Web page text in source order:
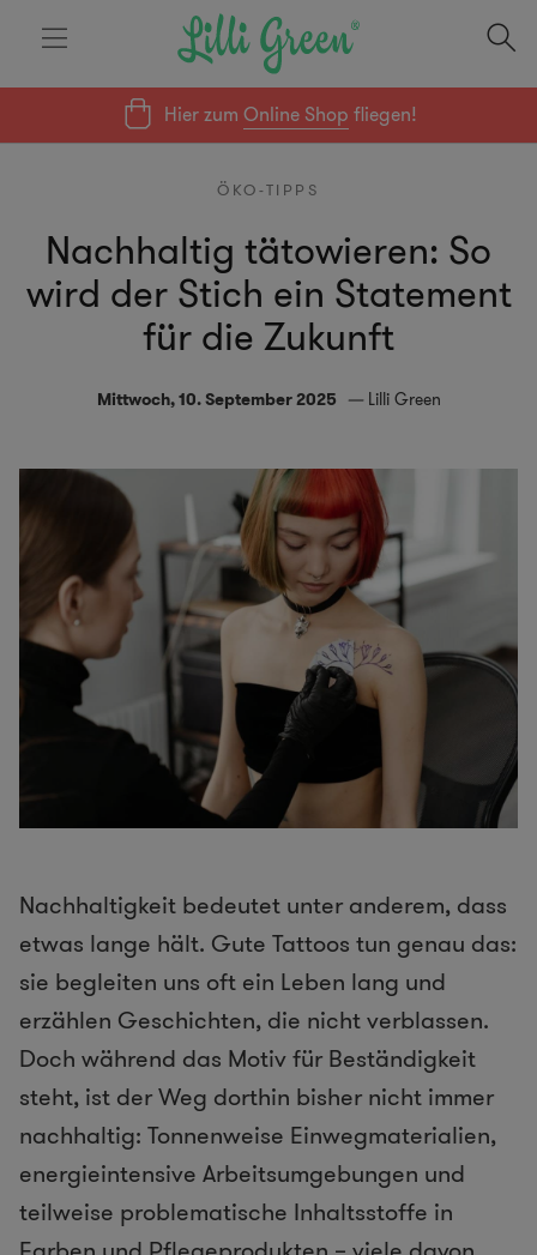
Hier zumOnline Shop fliegen!
ÖKO-TIPPS
Nachhaltig tätowieren: So
wird der Stich ein Statement
für die Zukunft
Mittwoch, 10. September 2025 Lilli Green
Nachhaltigkeit bedeutet unter anderem, dass
etwas lange hält. Gute Tattoos tun genau das:
sie begleiten uns oft ein Leben lang und
erzählen Geschichten, die nicht verblassen.
Doch während das Motiv für Beständigkeit
steht, ist der Weg dorthin bisher nicht immer
nachhaltig: Tonnenweise Einwegmaterialien,
energieintensive Arbeitsumgebungen und
teilweise problematische Inhaltsstoffe in